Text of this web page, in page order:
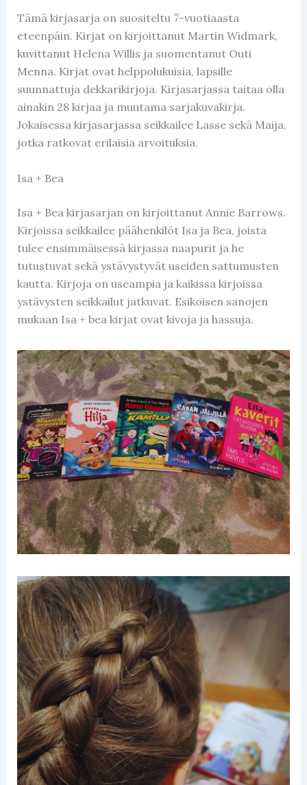
Tämä kirjasarja on suositeltu 7-vuotiaasta
eteenpäin. Kirjat on kirjoittanut Martin Widmark,
kuvittanut Helena Willis ja suomentanut Outi
Menna. Kirjat ovat helppolukuisia, lapsille
suunnattuja dekkarikirjoja. Kirjasarjassa taitaa olla
ainakin 28 kirjaa ja muutama sarjakuvakirja.
Jokaisessa kirjasarjassa seikkailee Lasse sekä Maija,
jotka ratkovat erilaisia arvoituksia.
Isa + Bea
Isa + Bea kirjasarjan on kirjoittanut Annie Barrows.
Kirjoissa seikkailee päähenkilöt Isa ja Bea, joista
tulee ensimmäisessä kirjassa naapurit ja he
tutustuvat sekä ystävystyvät useiden sattumusten
kautta. Kirjoja on useampia ja kaikissa kirjoissa
ystävysten seikkailut jatkuvat. Esikoisen sanojen
mukaan Isa + bea kirjat ovat kivoja ja hassuja.